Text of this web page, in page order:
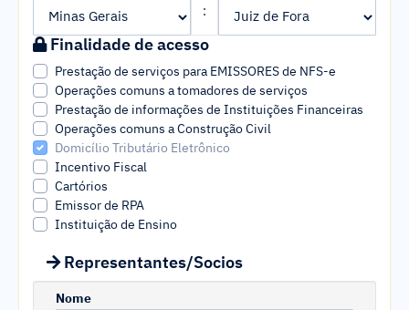
:
Finalidade de acesso
Prestação de serviços para EMISSORES de NFS-e
Operações comuns a tomadores de serviços
Prestação de informações de Instituições Financeiras
Operações comuns a Construção Civil
Domicílio Tributário Eletrônico
Incentivo Fiscal
Cartórios
Emissor de RPA
Instituição de Ensino
Representantes/Socios
Nome